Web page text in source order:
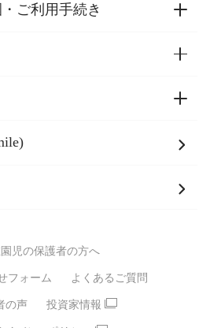
ご利用手続き
・ご利用手続き
所空き状況
覧
・
ル保育園
園
ーリ式保育園
・学童
えいご
児の保護者の方へ
フォーム よくあるご質問
の声 投資家情報